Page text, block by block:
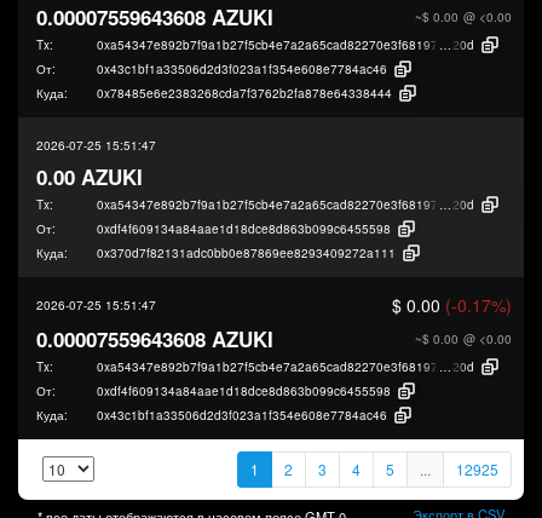
~$ 0.00 @ <0.00
0.00007559643608 AZUKI
Tx: 0xa54347e892b7f9a1b27f5cb4e7a2a65cad82270e3f681978d1ab0756f8152
20d
От:
0x43c1bf1a33506d2d3f023a1f354e608e7784ac46
Куда:
0x78485e6e2383268cda7f3762b2fa878e64338444
2026-07-25 15:51:47
0.00 AZUKI
Tx: 0xa54347e892b7f9a1b27f5cb4e7a2a65cad82270e3f681978d1ab0756f8152
20d
От:
0xdf4f609134a84aae1d18dce8d863b099c6455598
Куда:
0x370d7f82131adc0bb0e87869ee8293409272a111
2026-07-25 15:51:47 $ 0.00 (-0.17%)
~$ 0.00 @ <0.00
0.00007559643608 AZUKI
Tx: 0xa54347e892b7f9a1b27f5cb4e7a2a65cad82270e3f681978d1ab0756f8152
20d
От:
0xdf4f609134a84aae1d18dce8d863b099c6455598
Куда:
0x43c1bf1a33506d2d3f023a1f354e608e7784ac46
1 2 3 4 5 ... 12925